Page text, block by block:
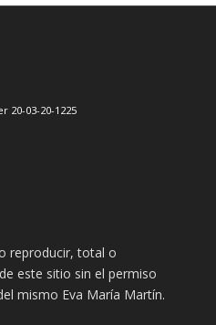
20-03-20-1225
reproducir, total o
este sitio sin el permiso
mismo Eva María Martín.